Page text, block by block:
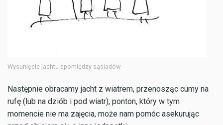
Wysunięcie jachtu spomiędzy sąsiadów
Następnie obracamy jacht z wiatrem, przenosząc cumy na
rufę (lub na dziób i pod wiatr), ponton, który w tym
momencie nie ma zajęcia, może nam pomóc asekurując